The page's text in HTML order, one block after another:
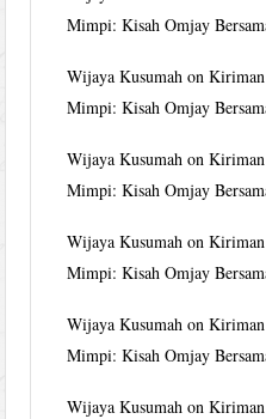
Mimpi: Kisah Omjay
Wijaya Kusumah on
Mimpi: Kisah Omjay
Wijaya Kusumah on
Mimpi: Kisah Omjay
Wijaya Kusumah on
Mimpi: Kisah Omjay
Wijaya Kusumah on
Mimpi: Kisah Omjay
Wijaya Kusumah on